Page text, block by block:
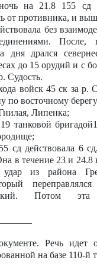
на 21.8 155 сд
от противника, и
без
После,
дня дрался
до 15 орудий и с
Судость.
войск 45 ск за р.
по восточному
Липенка;
танковой
сд действовала 6
в течение 23 и 24.8
удар из района
Потом
Речь идет
на базе 110-й